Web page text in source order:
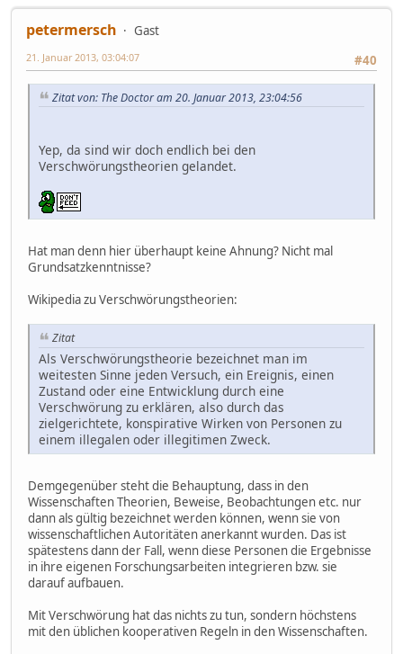
petermersch
Gast
#40
21. Januar 2013, 03:04:07
Zitat von: The Doctor am 20. Januar 2013, 23:04:56
Yep, da sind wir doch endlich bei den
Verschwörungstheorien gelandet.
Hat man denn hier überhaupt keine Ahnung? Nicht mal
Grundsatzkenntnisse?
Wikipedia zu Verschwörungstheorien:
Zitat
Als Verschwörungstheorie bezeichnet man im
weitesten Sinne jeden Versuch, ein Ereignis, einen
Zustand oder eine Entwicklung durch eine
Verschwörung zu erklären, also durch das
zielgerichtete, konspirative Wirken von Personen zu
einem illegalen oder illegitimen Zweck.
Demgegenüber steht die Behauptung, dass in den
Wissenschaften Theorien, Beweise, Beobachtungen etc. nur
dann als gültig bezeichnet werden können, wenn sie von
wissenschaftlichen Autoritäten anerkannt wurden. Das ist
spätestens dann der Fall, wenn diese Personen die Ergebnisse
in ihre eigenen Forschungsarbeiten integrieren bzw. sie
darauf aufbauen.
Mit Verschwörung hat das nichts zu tun, sondern höchstens
mit den üblichen kooperativen Regeln in den Wissenschaften.